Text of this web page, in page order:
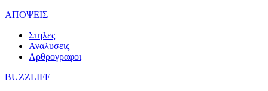
ΑΠΟΨΕΙΣ
Στηλες
Αναλυσεις
Αρθρογραφοι
BUZZLIFE